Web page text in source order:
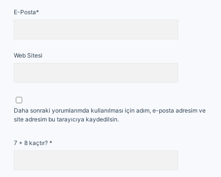
E-Posta*
Web Sitesi
Daha sonraki yorumlarımda kullanılması için adım, e-posta adresim ve
site adresim bu tarayıcıya kaydedilsin.
7 + 8 kaçtır? *